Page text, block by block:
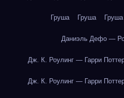
Груша Груша Груша
Даниэль Дефо —
Дж. К. Роулинг — Гарри
Дж. К. Роулинг — Гарри